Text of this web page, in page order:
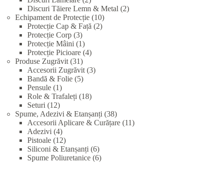
products
Discuri Tăiere Lemn & Metal 22
Echipament de Protecție 1010
products
Protecție Cap & Față 22
Protecție Corp 33
products
Protecție Mâini 11
product
Protecție Picioare 44
Produse Zugrăvit 3131
products
Accesorii Zugrăvit 33
Bandă & Folie 55
Pensule 11
product
Role & Trafaleți 1818
Seturi 1212
products
Spume, Adezivi & Etanșanți 3838
products
Accesorii Aplicare & Curățare 1111
Adezivi 44
products
Pistoale 1212
products
Siliconi & Etanșanți 66
products
Spume Poliuretanice 66